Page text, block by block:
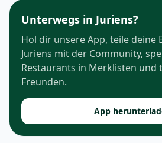
Unterwegs in Juriens?
Hol dir unsere App, teile deine
Juriens mit der Community,
Restaurants in Merklisten und
Freunden.
App